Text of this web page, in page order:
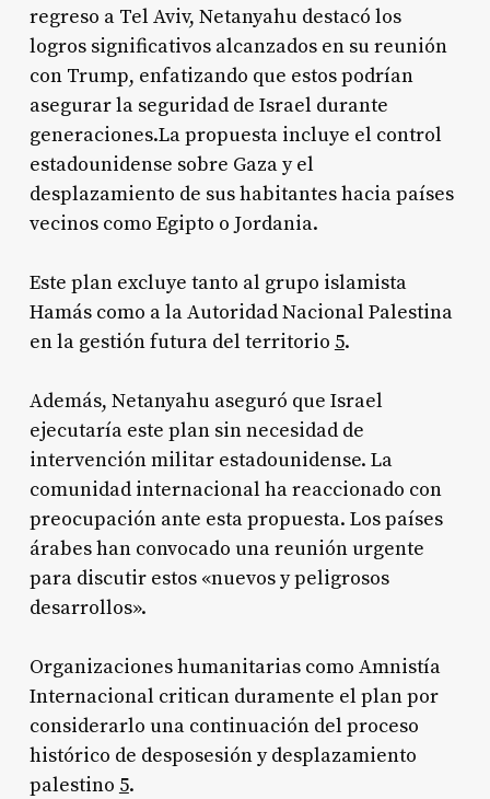
regreso a Tel Aviv, Netanyahu destacó los
logros significativos alcanzados en su reunión
con Trump, enfatizando que estos podrían
asegurar la seguridad de Israel durante
generaciones.La propuesta incluye el control
estadounidense sobre Gaza y el
desplazamiento de sus habitantes hacia países
vecinos como Egipto o Jordania.
Este plan excluye tanto al grupo islamista
Hamás como a la Autoridad Nacional Palestina
en la gestión futura del territorio 5.
Además, Netanyahu aseguró que Israel
ejecutaría este plan sin necesidad de
intervención militar estadounidense. La
comunidad internacional ha reaccionado con
preocupación ante esta propuesta. Los países
árabes han convocado una reunión urgente
para discutir estos «nuevos y peligrosos
desarrollos».
Organizaciones humanitarias como Amnistía
Internacional critican duramente el plan por
considerarlo una continuación del proceso
histórico de desposesión y desplazamiento
palestino 5.